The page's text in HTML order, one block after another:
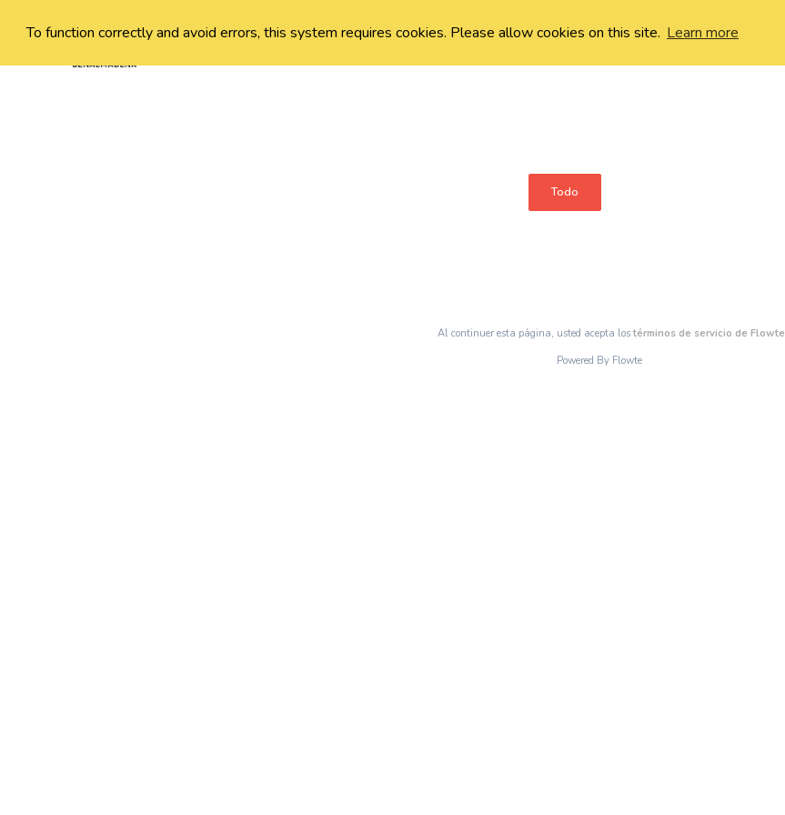
To function correctly and avoid errors, this system requires cookies. Please allow cookies on this site. Learn more
Todo
Al continuer esta página, usted acepta lostérminos de servicio de Flowte
Powered By Flowte